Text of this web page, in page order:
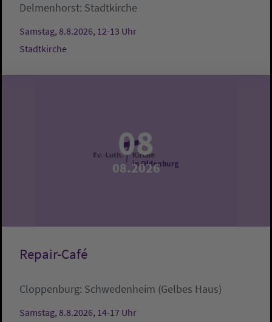
Delmenhorst: Stadtkirche
Samstag, 8.8.2026, 12-13 Uhr
Stadtkirche
08
08.2026
Repair-Café
Cloppenburg: Schwedenheim (Gelbes Haus)
Samstag, 8.8.2026, 14-17 Uhr